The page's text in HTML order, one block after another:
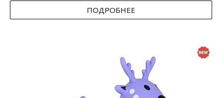
ПОДРОБНЕЕ